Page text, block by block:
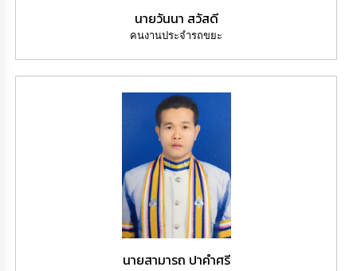
นายวันนา สวัสดี
คนงานประจำรถขยะ
นายสามารถ ปาคำศรี